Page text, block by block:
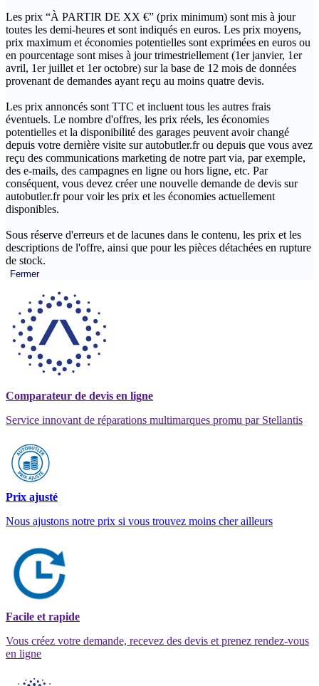
Les prix “À PARTIR DE XX €” (prix minimum) sont mis à jour
toutes les demi-heures et sont indiqués en euros. Les prix moyens,
prix maximum et économies potentielles sont exprimées en euros ou
en pourcentage sont mises à jour trimestriellement (1er janvier, 1er
avril, 1er juillet et 1er octobre) sur la base de 12 mois de données
provenant de demandes ayant reçu au moins quatre devis.
Les prix annoncés sont TTC et incluent tous les autres frais
éventuels. Le nombre d'offres, les prix réels, les économies
potentielles et la disponibilité des garages peuvent avoir changé
depuis votre dernière visite sur autobutler.fr ou depuis que vous avez
reçu des communications marketing de notre part via, par exemple,
des e-mails, des campagnes en ligne ou hors ligne, etc. Par
conséquent, vous devez créer une nouvelle demande de devis sur
autobutler.fr pour voir les prix et les économies actuellement
disponibles.
Sous réserve d'erreurs et de lacunes dans le contenu, les prix et les
descriptions de l'offre, ainsi que pour les pièces détachées en rupture
de stock.
Fermer
Comparateur de devis en ligne
Service innovant de réparations multimarques promu par Stellantis
Prix ajusté
Nous ajustons notre prix si vous trouvez moins cher ailleurs
Facile et rapide
Vous créez votre demande, recevez des devis et prenez rendez-vous
en ligne